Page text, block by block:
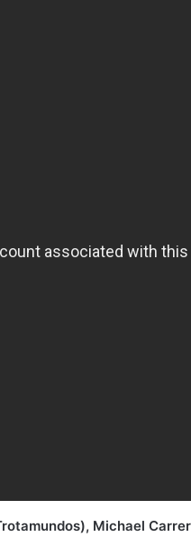
Michael